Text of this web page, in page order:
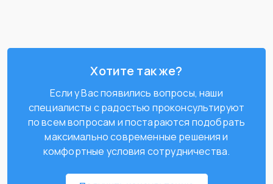
Хотите так же?
Если у Вас появились вопросы, наши
специалисты с радостью проконсультируют
по всем вопросам и постараются подобрать
максимально современные решения и
комфортные условия сотрудничества.